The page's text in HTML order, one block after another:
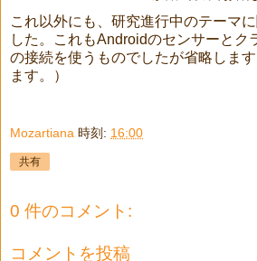
これ以外にも、研究進行中のテーマ
した。これもAndroidのセンサーとク
の接続を使うものでしたが省略しま
ます。）
Mozartiana 時刻: 16:00
共有
0 件のコメント:
コメントを投稿